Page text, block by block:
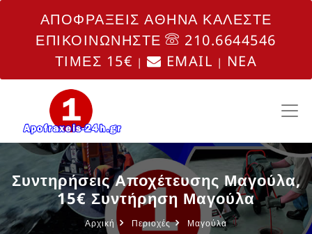
ΑΠΟΦΡΑΞΕΙΣ ΑΘΗΝΑ ΚΑΛΕΣΤΕ
ΕΠΙΚΟΙΝΩΝΗΣΤΕ
210.6644546
ΤΙΜΕΣ 15€ | EMAIL | NEA
Συντηρήσεις Αποχέτευσης Μαγούλα,
15€ Συντήρηση Μαγούλα
Αρχική Περιοχές Μαγούλα